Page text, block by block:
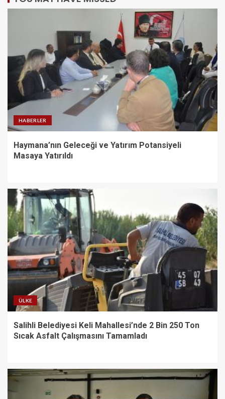
HABERLER
Haymana’nın Geleceği ve Yatırım Potansiyeli
Masaya Yatırıldı
ÜLKE
Salihli Belediyesi Keli Mahallesi’nde 2 Bin 250 Ton
Sıcak Asfalt Çalışmasını Tamamladı